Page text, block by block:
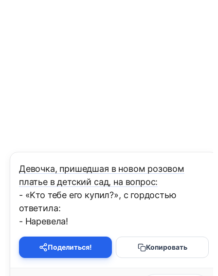
Девочка, пришедшая в новом розовом
платье в детский сад, на вопрос:
- «Kто тебе его купил?», с гордостью
ответила:
- Наревела!
Поделиться! Копировать